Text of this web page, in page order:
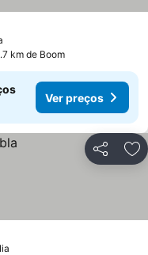
km de Boom
Ver preços
Partilhar